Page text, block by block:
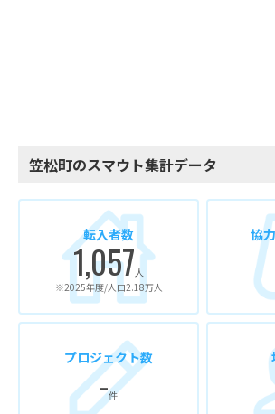
笠松町のスマウト集計データ
転入者数
1,057 人
※2025年度/人口2.18万人
協
プロジェクト数
-件